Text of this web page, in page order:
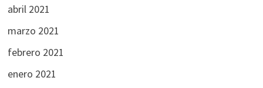
abril 2021
marzo 2021
febrero 2021
enero 2021